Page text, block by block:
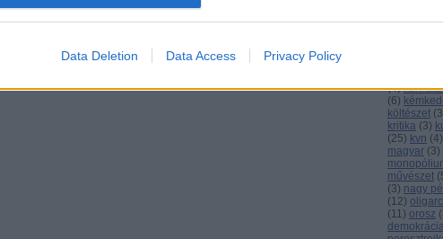
Data Deletion Data Access Privacy Policy
gázvezeték
(4)
(6)
költészet (3
kritika (3)
(25) kvn (4)
magyar (3)
művészet (
(3) nagy
(12)
(11) orosz (
demokrácia